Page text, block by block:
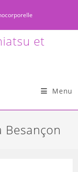
et
Menu
Besançon